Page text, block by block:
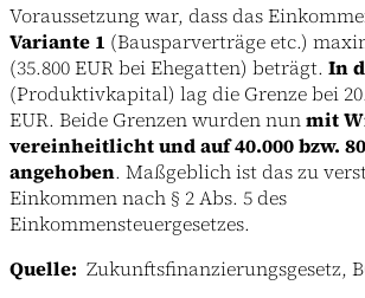
Voraussetzung war, dass das
Variante 1 (Bausparverträge etc.)
(35.800 EUR bei Ehegatten) beträgt. In
(Produktivkapital) lag die Grenze bei
EUR. Beide Grenzen wurden nunmit
vereinheitlicht und auf 40.000 bzw.
angehoben. Maßgeblich ist das zu
Einkommen nach § 2 Abs. 5 des
Einkommensteuergesetzes.
Quelle: Zukunftsfinanzierungsgesetz,